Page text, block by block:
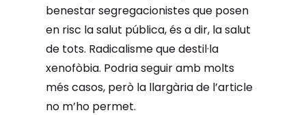
benestar segregacionistes que posen
en risc la salut pública, és a dir, la salut
de tots. Radicalisme que destil·la
xenofòbia. Podria seguir amb molts
més casos, però la llargària de l’article
no m’ho permet.